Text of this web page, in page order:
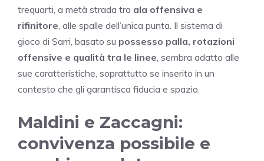
trequarti, a metà strada tra ala offensiva e
rifinitore , alle spalle dell’unica punta. Il sistema di
gioco di Sarri, basato su possesso palla, rotazioni
offensive e qualità tra le linee , sembra adatto alle
sue caratteristiche, soprattutto se inserito in un
contesto che gli garantisca fiducia e spazio.
Maldini e Zaccagni:
convivenza possibile e